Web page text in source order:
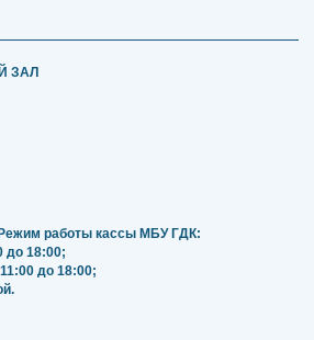
ЗАЛ
Режим работы кассы МБУ ГДК:
до 18:00;
до 18:00;